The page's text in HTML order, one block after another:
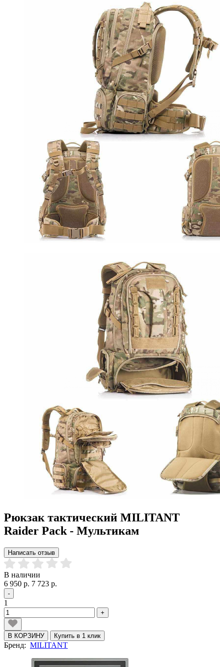
Рюкзак тактический MILITANT
Raider Pack - Мультикам
Написать отзыв
В наличии
6 950 р. 7 723 р.
-
1
+
В КОРЗИНУ Купить в 1 клик
Бренд: MILITANT